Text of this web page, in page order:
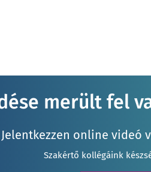
merült fel
Jelentkezzen online videó
Szakértő kollégáink